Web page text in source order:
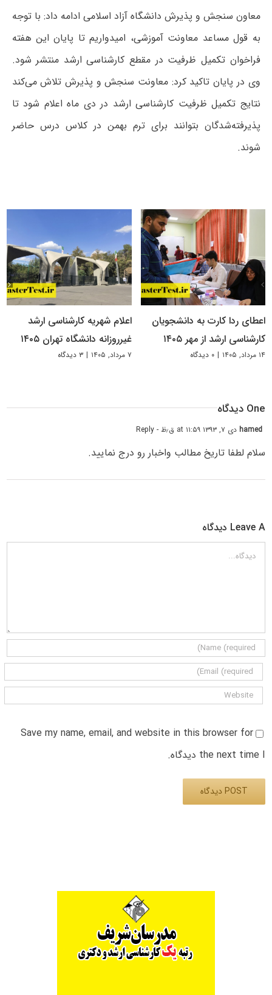
معاون سنجش و پذیرش دانشگاه آزاد اسلامی ادامه داد: با توجه
به قول مساعد معاونت آموزشی، امیدواریم تا پایان این هفته
فراخوان تکمیل ظرفیت در مقطع کارشناسی ارشد منتشر شود.
وی در پایان تاکید کرد: معاونت سنجش و پذیرش تلاش می‌کند
نتایج تکمیل ظرفیت کارشناسی ارشد در دی ماه اعلام شود تا
پذیرفته‌شدگان بتوانند برای ترم بهمن در کلاس درس حاضر
شوند.
اعطای ردا کارت به دانشجویان
کارشناسی ارشد از مهر ۱۴۰۵
۱۴ مرداد, ۱۴۰۵ | ۰ دیدگاه
اعلام شهریه کارشناسی ارشد
غیرروزانه دانشگاه تهران ۱۴۰۵
۷ مرداد, ۱۴۰۵ | ۳ دیدگاه
One دیدگاه
hamedدی ۷, ۱۳۹۳ at ۱۱:۵۹ ق٫ظ - Reply
سلام لطفا تاریخ مطالب واخبار رو درج نمایید.
Leave A دیدگاه
دیدگاه
Save my name, email, and website in this browser for
the next time I دیدگاه.